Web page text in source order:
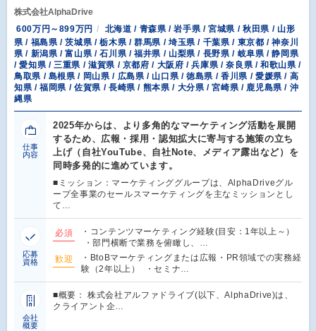
株式会社AlphaDrive
600万円～899万円
北海道 / 青森県 / 岩手県 / 宮城県 / 秋田県 / 山形
県 / 福島県 / 茨城県 / 栃木県 / 群馬県 / 埼玉県 / 千葉県 / 東京都 / 神奈川
県 / 新潟県 / 富山県 / 石川県 / 福井県 / 山梨県 / 長野県 / 岐阜県 / 静岡県
/ 愛知県 / 三重県 / 滋賀県 / 京都府 / 大阪府 / 兵庫県 / 奈良県 / 和歌山県 /
鳥取県 / 島根県 / 岡山県 / 広島県 / 山口県 / 徳島県 / 香川県 / 愛媛県 / 高
知県 / 福岡県 / 佐賀県 / 長崎県 / 熊本県 / 大分県 / 宮崎県 / 鹿児島県 / 沖
縄県
仕事
内容
2025年からは、より多角的なマーケティング活動を展開
するため、広報・採用・認知拡大に寄与する施策の立ち
上げ（自社YouTube、自社Note、メディア露出など）を
同時多発的に進めています。
■ミッション：マーケティンググループは、AlphaDriveグル
ープ全事業のセールスマーケティングを主なミッションとし
て…
応募
資格
必須
・コンテンツマーケティング経験(目安：1年以上～）
・部門横断で業務を俯瞰し、…
歓迎
・BtoBマーケティングまたは広報・PR領域での実務経
験（2年以上） ・セミナ…
会社
概要
■概要： 株式会社アルファドライブ(以下、AlphaDrive)は、
クライアント企…